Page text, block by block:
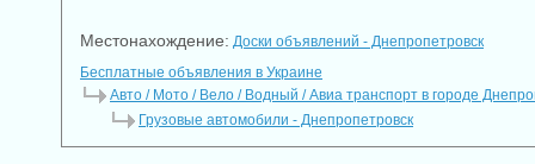
Местонахождение: Доски объявлений - Днепропетровск
Бесплатные объявления в Украине
Авто / Мото / Вело / Водный / Авиа транспорт в городе
Грузовые автомобили - Днепропетровск